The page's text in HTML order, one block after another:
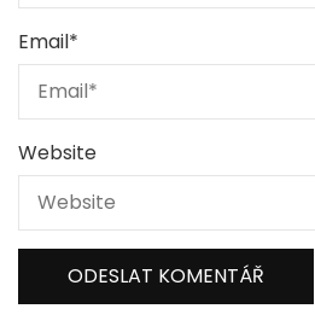
Email*
Website